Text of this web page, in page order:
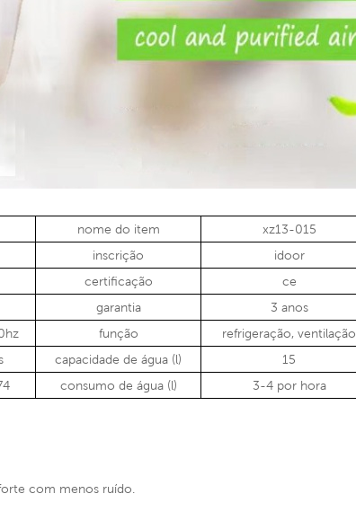
nome do item
xz13-015
inscrição
idoor
certificação
ce
garantia
3 anos
função
refrigeração, ventilação
capacidade de água (l)
15
consumo de água (l) 3-4 por hora
com menos ruído.